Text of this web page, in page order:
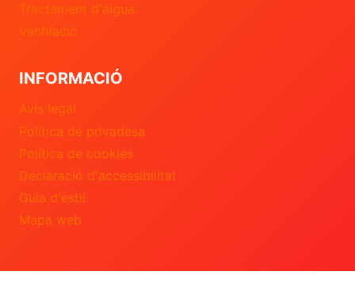
Tractament d'aigua
Ventilació
INFORMACIÓ
Avís legal
Política de privadesa
Política de cookies
Declaració d'accessibilitat
Guia d'estil
Mapa web